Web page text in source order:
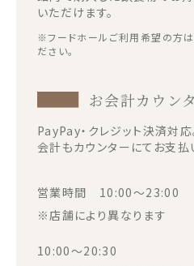
いただけます。
※フードホールご利用希望の方は
ださい。
お会計カウン
PayPay・クレジット決済対
会計もカウンターにてお支払
営業時間 10:00～23:00
※店舗により異なります
10:00～20:30